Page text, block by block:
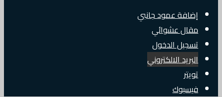
إضافة عمود جانبي
مقال عشوائي
تسجيل الدخول
البريد الالكتروني
تويتر
فيسبوك